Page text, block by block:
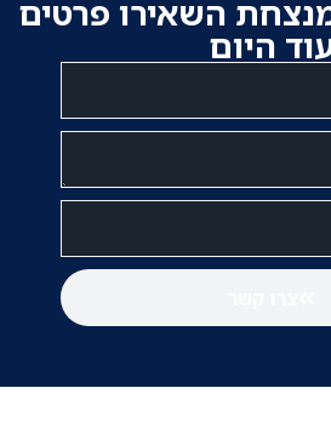
השאירו פרטים
היום